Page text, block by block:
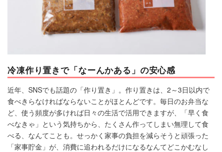
冷凍作り置きで「なーんかある」の安心感
近年、SNSでも話題の「作り置き」。作り置きは、2～3日以内で
食べきらなければならないことがほとんどです。毎日のお弁当な
ど、使う頻度が多ければ日々の生活で活用できますが、「早く食
べなきゃ」という気持ちから、たくさん作ってしまい無理して食
べる、なんてことも。せっかく家事の負担を減らそうと頑張った
「家事貯金」が、消費に追われるだけになるなんてどこかむなし